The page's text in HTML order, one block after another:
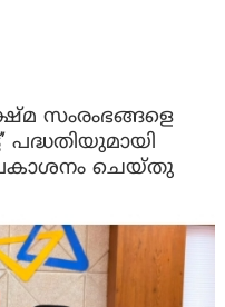
സംരംഭങ്ങളെ
പദ്ധതിയുമായി
ചെയ്തു